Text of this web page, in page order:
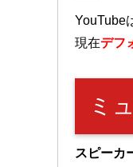
YouTube
現在デフ
ミ
スピーカ